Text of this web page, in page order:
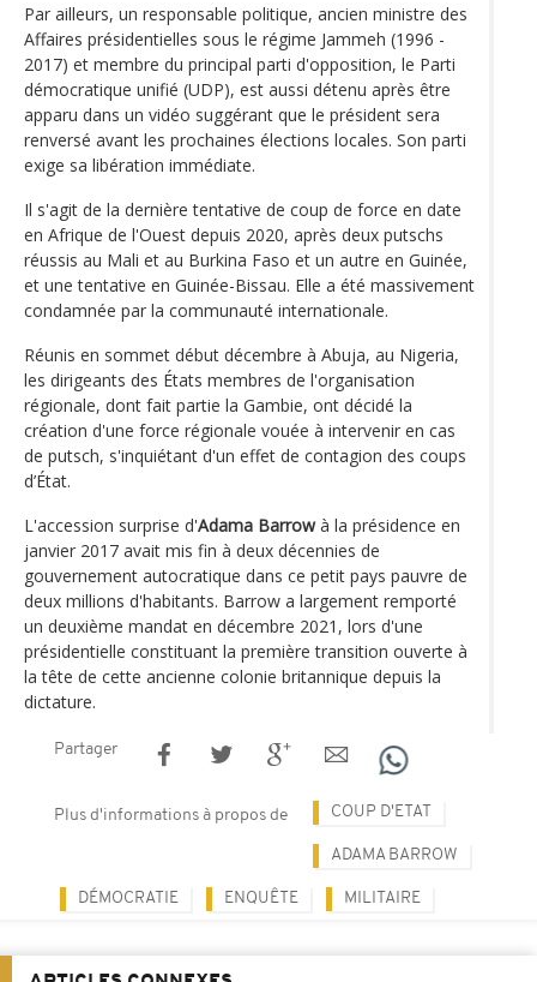
Par ailleurs, un responsable politique, ancien ministre des
Affaires présidentielles sous le régime Jammeh (1996 -
2017) et membre du principal parti d'opposition, le Parti
démocratique unifié (UDP), est aussi détenu après être
apparu dans un vidéo suggérant que le président sera
renversé avant les prochaines élections locales. Son parti
exige sa libération immédiate.
Il s'agit de la dernière tentative de coup de force en date
en Afrique de l'Ouest depuis 2020, après deux putschs
réussis au Mali et au Burkina Faso et un autre en Guinée,
et une tentative en Guinée-Bissau. Elle a été massivement
condamnée par la communauté internationale.
Réunis en sommet début décembre à Abuja, au Nigeria,
les dirigeants des États membres de l'organisation
régionale, dont fait partie la Gambie, ont décidé la
création d'une force régionale vouée à intervenir en cas
de putsch, s'inquiétant d'un effet de contagion des coups
d’État.
L'accession surprise d'Adama Barrowà la présidence en
janvier 2017 avait mis fin à deux décennies de
gouvernement autocratique dans ce petit pays pauvre de
deux millions d'habitants. Barrow a largement remporté
un deuxième mandat en décembre 2021, lors d'une
présidentielle constituant la première transition ouverte à
la tête de cette ancienne colonie britannique depuis la
dictature.
Partager
Plus d'informations à propos de COUP D'ETAT
ADAMA BARROW
DÉMOCRATIE ENQUÊTE MILITAIRE